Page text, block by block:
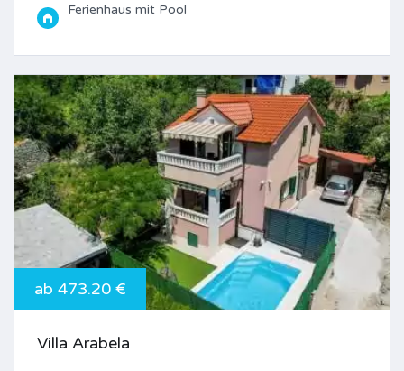
Ferienhaus mit Pool
ab 473.20 €
Villa Arabela